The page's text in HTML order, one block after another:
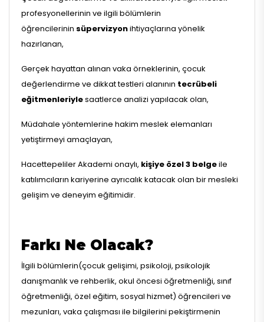
profesyonellerinin ve ilgili bölümlerin
öğrencilerinin süpervizyonihtiyaçlarına yönelik
hazırlanan,
Gerçek hayattan alınan vaka örneklerinin, çocuk
değerlendirme ve dikkat testleri alanının tecrübeli
eğitmenleriylesaatlerce analizi yapılacak olan,
Müdahale yöntemlerine hakim meslek elemanları
yetiştirmeyi amaçlayan,
Hacettepeliler Akademi onaylı, kişiye özel 3 belgeile
katılımcıların kariyerine ayrıcalık katacak olan bir mesleki
gelişim ve deneyim eğitimidir.
Farkı Ne Olacak?
İlgili bölümlerin(çocuk gelişimi, psikoloji, psikolojik
danışmanlık ve rehberlik, okul öncesi öğretmenliği, sınıf
öğretmenliği, özel eğitim, sosyal hizmet) öğrencileri ve
mezunları, vaka çalışması ile bilgilerini pekiştirmenin